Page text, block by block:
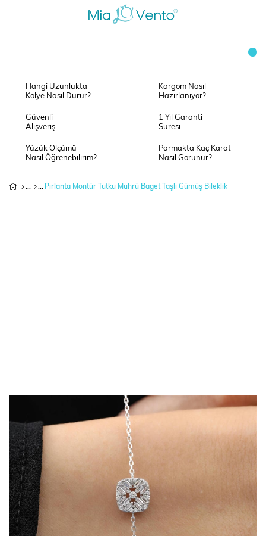
Hangi Uzunlukta
Kolye Nasıl Durur?
Kargom Nasıl
Hazırlanıyor?
Güvenli
Alışveriş
1 Yıl Garanti
Süresi
Yüzük Ölçümü
Nasıl Öğrenebilirim?
Parmakta Kaç Karat
Nasıl Görünür?
Pırlanta Montür Tutku Mührü Baget Taşlı Gümüş Bileklik